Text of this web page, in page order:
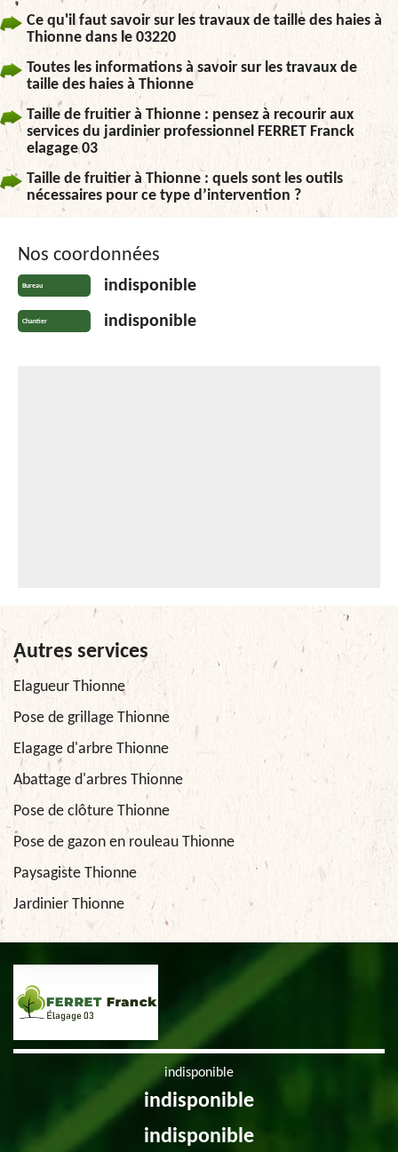
Ce qu'il faut savoir sur les travaux de taille des haies à
Thionne dans le 03220
Toutes les informations à savoir sur les travaux de
taille des haies à Thionne
Taille de fruitier à Thionne : pensez à recourir aux
services du jardinier professionnel FERRET Franck
elagage 03
Taille de fruitier à Thionne : quels sont les outils
nécessaires pour ce type d’intervention ?
Nos coordonnées
Bureau indisponible
Chantier indisponible
Autres services
Elagueur Thionne
Pose de grillage Thionne
Elagage d'arbre Thionne
Abattage d'arbres Thionne
Pose de clôture Thionne
Pose de gazon en rouleau Thionne
Paysagiste Thionne
Jardinier Thionne
indisponible
indisponible
indisponible